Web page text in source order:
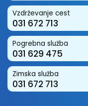
Vzdrževanje cest
031 672 713
Pogrebna služba
031 629 475
Zimska služba
031 672 713